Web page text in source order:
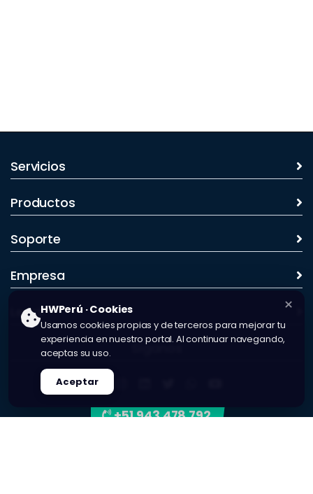
Servicios
Productos
Soporte
Empresa
Legal
Síganos
+51.943 478 792
×
HWPerú · Cookies
Usamos cookies propias y de terceros para mejorar tu
experiencia en nuestro portal. Al continuar navegando,
aceptas su uso.
Aceptar